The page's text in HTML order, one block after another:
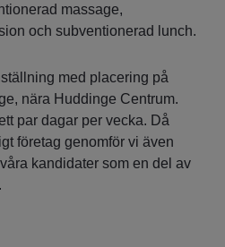
massage,
och subventionerad lunch.
med placering på
nära Huddinge Centrum.
par dagar per vecka. Då
företag genomför vi även
kandidater som en del av